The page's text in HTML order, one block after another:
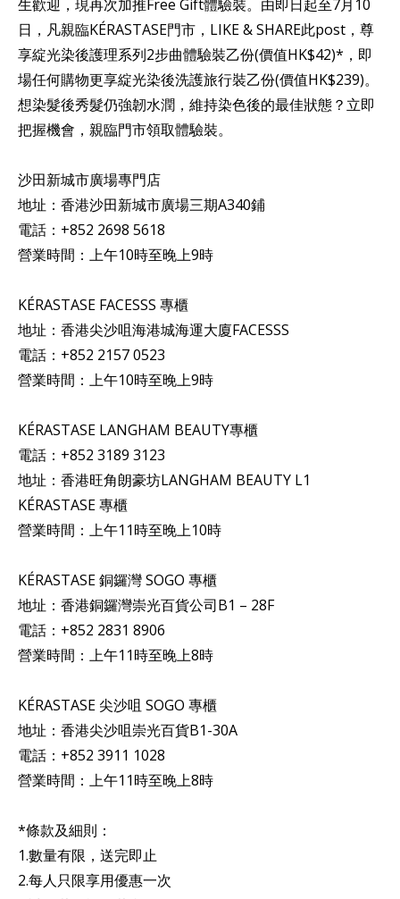
生歡迎，現再次加推Free Gift體驗裝。由即日起至7月10
日，凡親臨KÉRASTASE門市，LIKE & SHARE此post，尊
享綻光染後護理系列2步曲體驗裝乙份(價值HK$42)*，即
場任何購物更享綻光染後洗護旅行裝乙份(價值HK$239)。
想染髮後秀髮仍強韌水潤，維持染色後的最佳狀態？立即
把握機會，親臨門市領取體驗裝。
沙田新城市廣場專門店
地址：香港沙田新城市廣場三期A340鋪
電話：+852 2698 5618
營業時間：上午10時至晚上9時
KÉRASTASE FACESSS 專櫃
地址：香港尖沙咀海港城海運大廈FACESSS
電話：+852 2157 0523
營業時間：上午10時至晚上9時
KÉRASTASE LANGHAM BEAUTY專櫃
電話：+852 3189 3123
地址：香港旺角朗豪坊LANGHAM BEAUTY L1
KÉRASTASE 專櫃
營業時間：上午11時至晚上10時
KÉRASTASE 銅鑼灣 SOGO 專櫃
地址：香港銅鑼灣崇光百貨公司B1 – 28F
電話：+852 2831 8906
營業時間：上午11時至晚上8時
KÉRASTASE 尖沙咀 SOGO 專櫃
地址：香港尖沙咀崇光百貨B1-30A
電話：+852 3911 1028
營業時間：上午11時至晚上8時
*條款及細則：
1.數量有限，送完即止
2.每人只限享用優惠一次